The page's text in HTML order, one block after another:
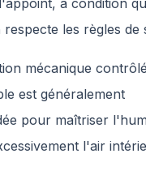
les règles de
mécanique
est généralement
pour maîtriser
l'air